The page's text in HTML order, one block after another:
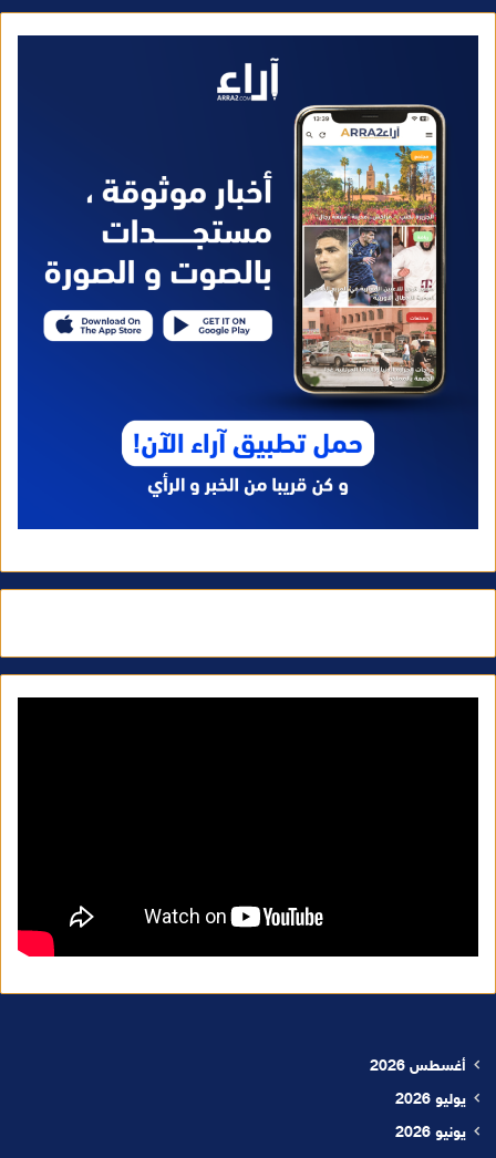
أغسطس 2026
يوليو 2026
يونيو 2026